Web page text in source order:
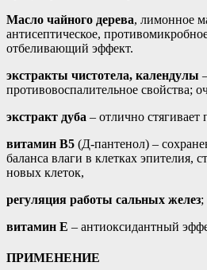
Масло чайного дерева, лимонное
антисептическое,
отбеливающий эффект.
экстракты чистотела, календулы
противовоспалительное свойства;
экстракт дуба – отлично стягивает
витамин В5 (Д-пантенол) –
баланса влаги в клетках эпителия,
новых клеток,
регуляция работы сальных желез;
витамин Е – антиоксидантный
ПРИМЕНЕНИЕ